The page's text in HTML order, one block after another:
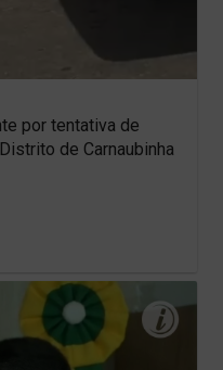
por tentativa de
de Carnaubinha